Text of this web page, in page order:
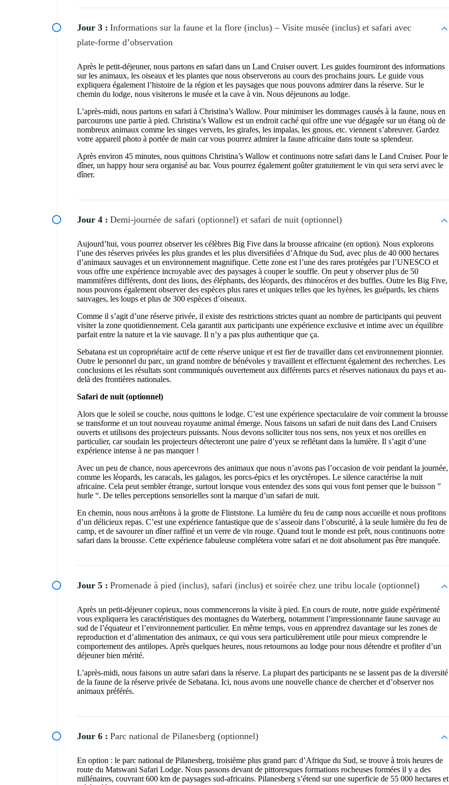
Jour 3 : Informations sur la faune et la flore (inclus) – Visite musée (inclus) et safari avec
plate-forme d’observation
Après le petit-déjeuner, nous partons en safari dans un Land Cruiser ouvert. Les guides fourniront des informations
sur les animaux, les oiseaux et les plantes que nous observerons au cours des prochains jours. Le guide vous
expliquera également l’histoire de la région et les paysages que nous pouvons admirer dans la réserve. Sur le
chemin du lodge, nous visiterons le musée et la cave à vin. Nous déjeunons au lodge.
L’après-midi, nous partons en safari à Christina’s Wallow. Pour minimiser les dommages causés à la faune, nous en
parcourons une partie à pied. Christina’s Wallow est un endroit caché qui offre une vue dégagée sur un étang où de
nombreux animaux comme les singes vervets, les girafes, les impalas, les gnous, etc. viennent s’abreuver. Gardez
votre appareil photo à portée de main car vous pourrez admirer la faune africaine dans toute sa splendeur.
Après environ 45 minutes, nous quittons Christina’s Wallow et continuons notre safari dans le Land Cruiser. Pour le
dîner, un happy hour sera organisé au bar. Vous pourrez également goûter gratuitement le vin qui sera servi avec le
dîner.
Jour 4 : Demi-journée de safari (optionnel) et safari de nuit (optionnel)
Aujourd’hui, vous pourrez observer les célèbres Big Five dans la brousse africaine (en option). Nous explorons
l’une des réserves privées les plus grandes et les plus diversifiées d’Afrique du Sud, avec plus de 40 000 hectares
d’animaux sauvages et un environnement magnifique. Cette zone est l’une des rares protégées par l’UNESCO et
vous offre une expérience incroyable avec des paysages à couper le souffle. On peut y observer plus de 50
mammifères différents, dont des lions, des éléphants, des léopards, des rhinocéros et des buffles. Outre les Big Five,
nous pouvons également observer des espèces plus rares et uniques telles que les hyènes, les guépards, les chiens
sauvages, les loups et plus de 300 espèces d’oiseaux.
Comme il s’agit d’une réserve privée, il existe des restrictions strictes quant au nombre de participants qui peuvent
visiter la zone quotidiennement. Cela garantit aux participants une expérience exclusive et intime avec un équilibre
parfait entre la nature et la vie sauvage. Il n’y a pas plus authentique que ça.
Sebatana est un copropriétaire actif de cette réserve unique et est fier de travailler dans cet environnement pionnier.
Outre le personnel du parc, un grand nombre de bénévoles y travaillent et effectuent également des recherches. Les
conclusions et les résultats sont communiqués ouvertement aux différents parcs et réserves nationaux du pays et au-
delà des frontières nationales.
Safari de nuit (optionnel)
Alors que le soleil se couche, nous quittons le lodge. C’est une expérience spectaculaire de voir comment la brousse
se transforme et un tout nouveau royaume animal émerge. Nous faisons un safari de nuit dans des Land Cruisers
ouverts et utilisons des projecteurs puissants. Nous devons solliciter tous nos sens, nos yeux et nos oreilles en
particulier, car soudain les projecteurs détecteront une paire d’yeux se reflétant dans la lumière. Il s’agit d’une
expérience intense à ne pas manquer !
Avec un peu de chance, nous apercevrons des animaux que nous n’avons pas l’occasion de voir pendant la journée,
comme les léopards, les caracals, les galagos, les porcs-épics et les oryctéropes. Le silence caractérise la nuit
africaine. Cela peut sembler étrange, surtout lorsque vous entendez des sons qui vous font penser que le buisson ”
hurle “. De telles perceptions sensorielles sont la marque d’un safari de nuit.
En chemin, nous nous arrêtons à la grotte de Flintstone. La lumière du feu de camp nous accueille et nous profitons
d’un délicieux repas. C’est une expérience fantastique que de s’asseoir dans l’obscurité, à la seule lumière du feu de
camp, et de savourer un dîner raffiné et un verre de vin rouge. Quand tout le monde est prêt, nous continuons notre
safari dans la brousse. Cette expérience fabuleuse complétera votre safari et ne doit absolument pas être manquée.
Jour 5 : Promenade à pied (inclus), safari (inclus) et soirée chez une tribu locale (optionnel)
Après un petit-déjeuner copieux, nous commencerons la visite à pied. En cours de route, notre guide expérimenté
vous expliquera les caractéristiques des montagnes du Waterberg, notamment l’impressionnante faune sauvage au
sud de l’équateur et l’environnement particulier. En même temps, vous en apprendrez davantage sur les zones de
reproduction et d’alimentation des animaux, ce qui vous sera particulièrement utile pour mieux comprendre le
comportement des antilopes. Après quelques heures, nous retournons au lodge pour nous détendre et profiter d’un
déjeuner bien mérité.
L’après-midi, nous faisons un autre safari dans la réserve. La plupart des participants ne se lassent pas de la diversité
de la faune de la réserve privée de Sebatana. Ici, nous avons une nouvelle chance de chercher et d’observer nos
animaux préférés.
Jour 6 : Parc national de Pilanesberg (optionnel)
En option : le parc national de Pilanesberg, troisième plus grand parc d’Afrique du Sud, se trouve à trois heures de
route du Matswani Safari Lodge. Nous passons devant de pittoresques formations rocheuses formées il y a des
millénaires, couvrant 600 km de paysages sud-africains. Pilanesberg s’étend sur une superficie de 55 000 hectares et